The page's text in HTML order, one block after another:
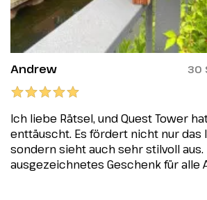
Andrew 30
Ich liebe Rätsel, und Quest Tower
enttäuscht. Es fördert nicht nur das
sondern sieht auch sehr stilvoll aus.
ausgezeichnetes Geschenk für alle